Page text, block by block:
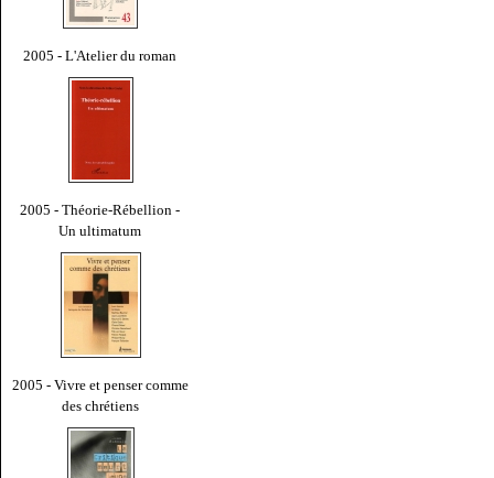
2005 - L'Atelier du roman
2005 - Théorie-Rébellion -
Un ultimatum
2005 - Vivre et penser comme
des chrétiens